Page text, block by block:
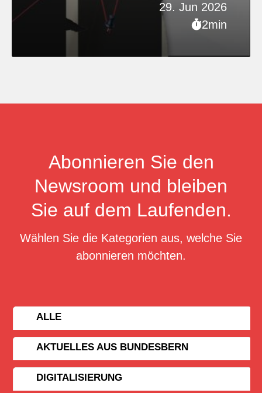
29. Jun 2026
2min
Abonnieren Sie den
Newsroom und bleiben
Sie auf dem Laufenden.
Wählen Sie die Kategorien aus, welche Sie
abonnieren möchten.
ALLE
AKTUELLES AUS BUNDESBERN
DIGITALISIERUNG